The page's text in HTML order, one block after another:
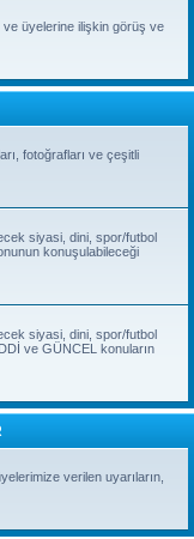
üyelerine ilişkin görüş ve
fotoğrafları ve çeşitli
siyasi, dini, spor/futbol
konuşulabileceği
siyasi, dini, spor/futbol
ve GÜNCEL konuların
verilen uyarıların,